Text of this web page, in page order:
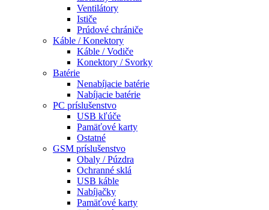
Ventilátory
Ističe
Prúdové chrániče
Káble / Konektory
Káble / Vodiče
Konektory / Svorky
Batérie
Nenabíjacie batérie
Nabíjacie batérie
PC príslušenstvo
USB kľúče
Pamäťové karty
Ostatné
GSM príslušenstvo
Obaly / Púzdra
Ochranné sklá
USB káble
Nabíjačky
Pamäťové karty